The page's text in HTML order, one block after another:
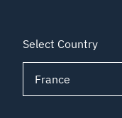
Select Country